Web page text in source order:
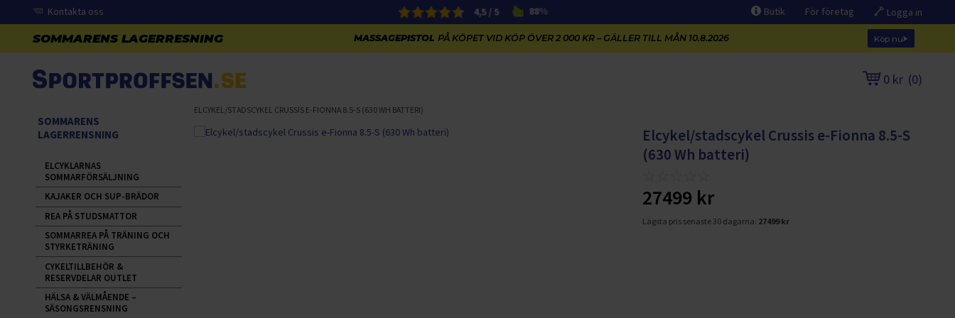
Kontakta oss 4,5 / 5 88% Butik För företag Logga in
MASSAGEPISTOL PÅ KÖPET VID KÖP ÖVER 2 000 KR – GÄLLER TILL MÅN 10.8.2026 Köp nu
0 kr (0)
ELCYKEL/STADSCYKEL CRUSSIS E-FIONNA 8.5-S (630 WH BATTERI)
Elcykel/stadscykel Crussis e-Fionna 8.5-S
(630 Wh batteri)
27499 kr
Lägsta pris senaste 30 dagarna: 27499 kr
SOMMARENS
LAGERRENSNING
ELCYKLARNAS
SOMMARFÖRSÄLJNING
KAJAKER OCH SUP-BRÄDOR
REA PÅ STUDSMATTOR
SOMMARREA PÅ TRÄNING OCH
STYRKETRÄNING
CYKELTILLBEHÖR &
RESERVDELAR OUTLET
HÄLSA & VÄLMÅENDE –
SÄSONGSRENSNING